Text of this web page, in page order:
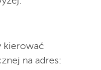
kierować
na adres: